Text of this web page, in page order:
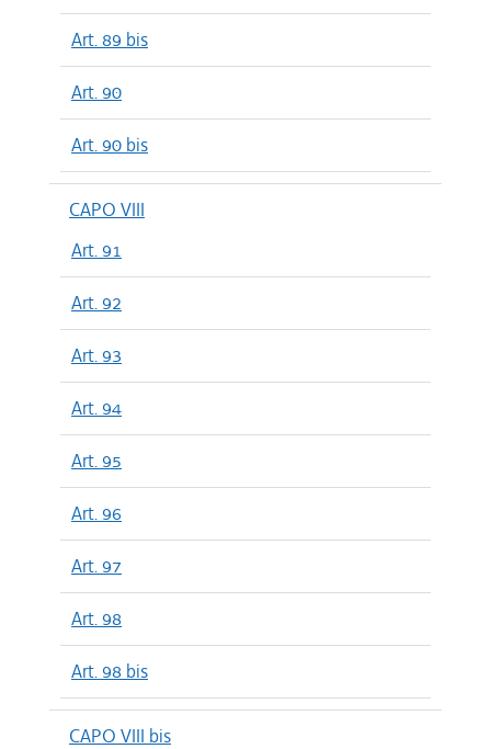
Art. 89 bis
Art. 90
Art. 90 bis
CAPO VIII
Art. 91
Art. 92
Art. 93
Art. 94
Art. 95
Art. 96
Art. 97
Art. 98
Art. 98 bis
CAPO VIII bis